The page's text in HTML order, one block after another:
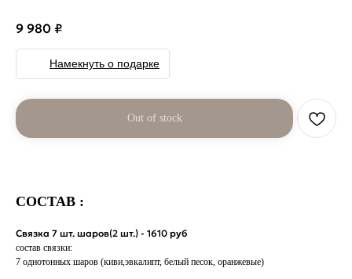
9 980 ₽
Намекнуть о подарке
Out of stock
СОСТАВ :
Связка 7 шт. шаров(2 шт.) - 1610 руб
состав связки:
7 однотонных шаров (киви,эвкалипт, белый песок, оранжевые)